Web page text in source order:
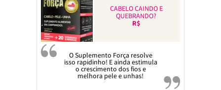
CABELO CAINDO E
QUEBRANDO?
R$
O Suplemento Força resolve
isso rapidinho! E ainda estimula
o crescimento dos fios e
melhora pele e unhas!